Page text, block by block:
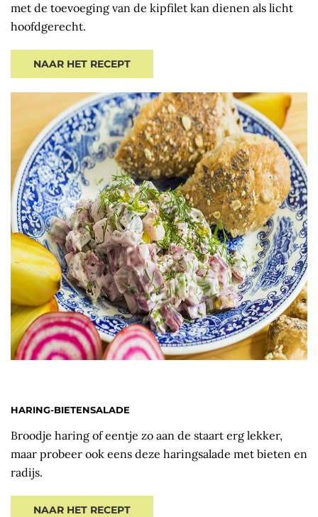
met de toevoeging van de kipfilet kan dienen als licht
hoofdgerecht.
NAAR HET RECEPT
HARING-BIETENSALADE
Broodje haring of eentje zo aan de staart erg lekker,
maar probeer ook eens deze haringsalade met bieten en
radijs.
NAAR HET RECEPT